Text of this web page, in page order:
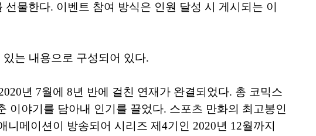
물한다. 이벤트 참여 방식은 인원 달성 시 게시되는 이
는 내용으로 구성되어 있다.
년 7월에 8년 반에 걸친 연재가 완결되었다. 총 코믹스
이야기를 담아내 인기를 끌었다. 스포츠 만화의 최고봉인
메이션이 방송되어 시리즈 제4기인 2020년 12월까지